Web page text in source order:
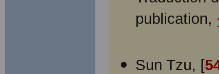
publication,
Sun Tzu, [